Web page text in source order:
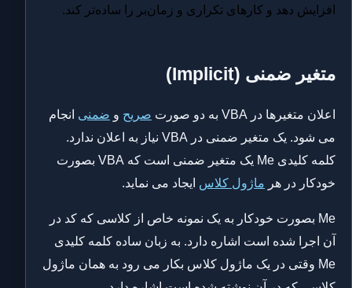
افزایش دهد و کارهای تکراری و زمان‌بر را ساده‌تر کند.
متغیر ضمنی (Implicit)
اعلان متغیرها در VBA به دو صورت صریح و ضمنی انجام
می شود. یک متغیر ضمنی در VBA نیاز به اعلان ندارد.
کلمه کلیدی Me یک متغیر ضمنی است که VBA بصورت
خودکار در هر ماژول کلاس ایجاد می نماید.
Me بصورت خودکار به یک نمونه خاص از کلاسی که کد در
آن اجرا شده است اشاره دارد. به زبان ساده کلمه کلیدی
Me وقتی در یک ماژول کلاس بکار می رود به همان ماژول